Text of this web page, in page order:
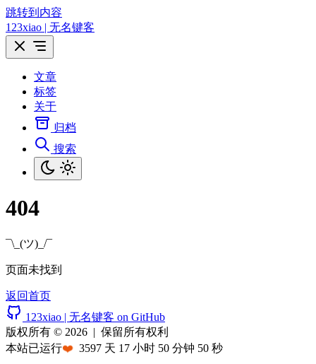
跳转到内容
123xiao | 无名键客
文章
标签
关于
归档
搜索
404
¯\_(ツ)_/¯
页面未找到
返回首页
123xiao | 无名键客 on GitHub
版权所有 © 2026 | 保留所有权利
本站已运行❤️ 3597 天 17 小时 50 分钟 50 秒